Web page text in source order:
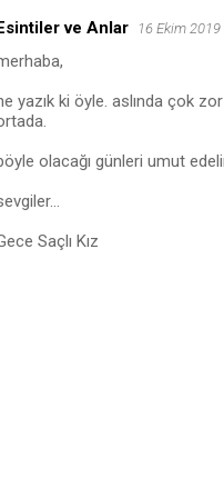
ve Anlar 16 Ekim
yazık ki öyle. aslında çok
olacağı günleri umut
Saçlı Kız